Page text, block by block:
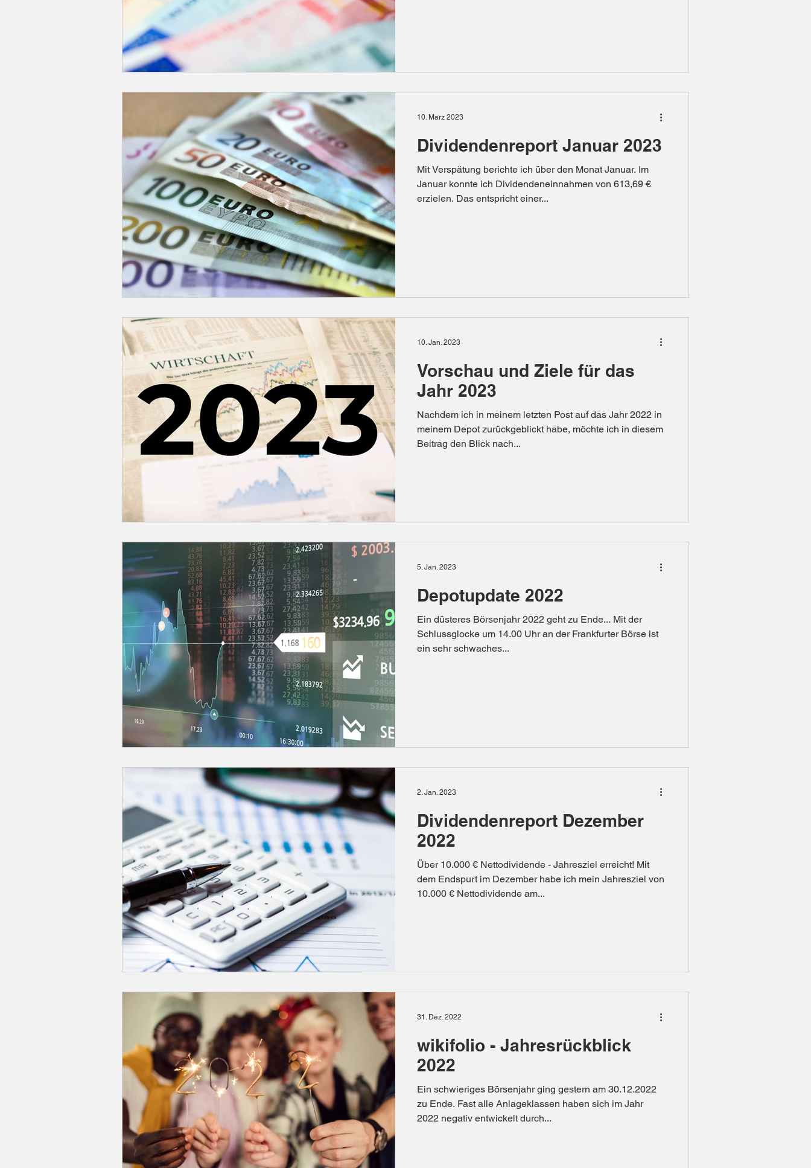
Dividendenreport Januar 2023
Mit Verspätung berichte ich über den Monat Januar. Im
Januar konnte ich Dividendeneinnahmen von 613,69 €
erzielen. Das entspricht einer...
10. März 2023
Vorschau und Ziele für das
Jahr 2023
Nachdem ich in meinem letzten Post auf das Jahr 2022 in
meinem Depot zurückgeblickt habe, möchte ich in diesem
Beitrag den Blick nach...
10. Jan. 2023
Depotupdate 2022
Ein düsteres Börsenjahr 2022 geht zu Ende... Mit der
Schlussglocke um 14.00 Uhr an der Frankfurter Börse ist
ein sehr schwaches...
5. Jan. 2023
Dividendenreport Dezember
2022
Über 10.000 € Nettodividende - Jahresziel erreicht! Mit
dem Endspurt im Dezember habe ich mein Jahresziel von
10.000 € Nettodividende am...
2. Jan. 2023
wikifolio - Jahresrückblick
2022
Ein schwieriges Börsenjahr ging gestern am 30.12.2022
zu Ende. Fast alle Anlageklassen haben sich im Jahr
2022 negativ entwickelt durch...
31. Dez. 2022